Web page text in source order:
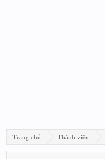
Trang chủ Thành viên